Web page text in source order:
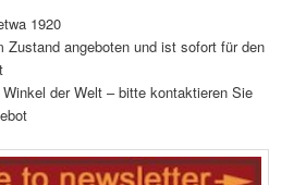
1920
Zustand angeboten und ist sofort für den
der Welt – bitte kontaktieren Sie